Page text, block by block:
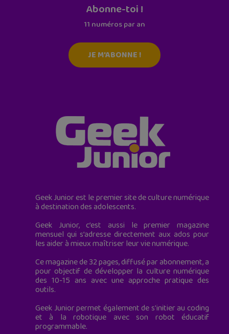
Abonne-toi !
11 numéros par an
JE M'ABONNE !
Geek Junior est le premier site de culture numérique
à destination des adolescents.
Geek Junior, c’est aussi le premier magazine
mensuel qui s’adresse directement aux ados pour
les aider à mieux maîtriser leur vie numérique.
Ce magazine de 32 pages, diffusé par abonnement, a
pour objectif de développer la culture numérique
des 10-15 ans avec une approche pratique des
outils.
Geek Junior permet également de s'initier au coding
et à la robotique avec son robot éducatif
programmable.